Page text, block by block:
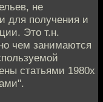
не
для получения и
Это т.н.
чем занимаются
статьями 1980х